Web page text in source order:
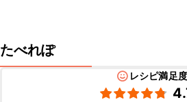
たべれぽ
レシピ満足度